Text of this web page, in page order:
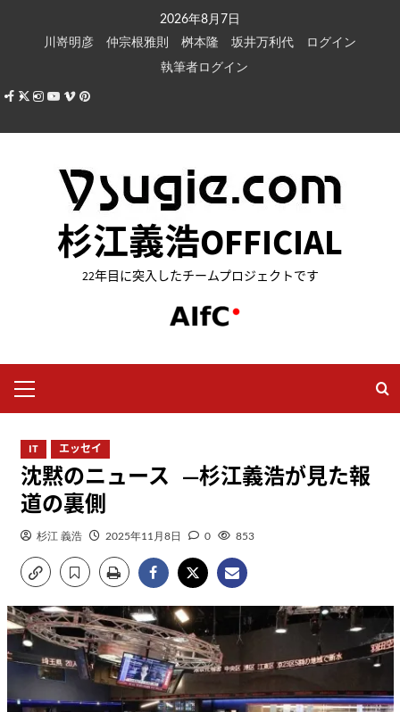
キ
2026年8月7日
川嵜明彦
仲宗根雅則 桝本隆 坂井万利代
ログイン
執筆者ログイン
Facebook
X Instagram
Youtube
VimeoPinterest
杉江義浩OFFICIAL
22年目に突入したチームプロジェクトです
イ
ン
ニ
ュ
ー
IT エッセイ
沈黙のニュース —杉江義浩が見た報
道の裏側
杉江 義浩 2025年11月8日 0 853